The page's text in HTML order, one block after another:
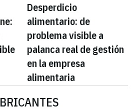
Desperdicio
alimentario: de
problema visible a
palanca real de gestión
en la empresa
alimentaria